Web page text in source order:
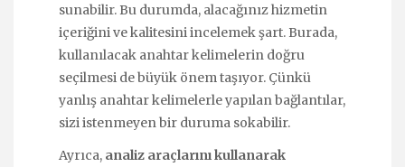
sunabilir. Bu durumda, alacağınız hizmetin
içeriğini ve kalitesini incelemek şart. Burada,
kullanılacak anahtar kelimelerin doğru
seçilmesi de büyük önem taşıyor. Çünkü
yanlış anahtar kelimelerle yapılan bağlantılar,
sizi istenmeyen bir duruma sokabilir.
Ayrıca, analiz araçlarını kullanarak